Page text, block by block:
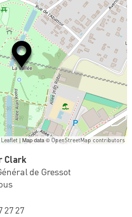
Leaflet | Map data ©OpenStreetMap contributors
Clark
de Gressot
27 27